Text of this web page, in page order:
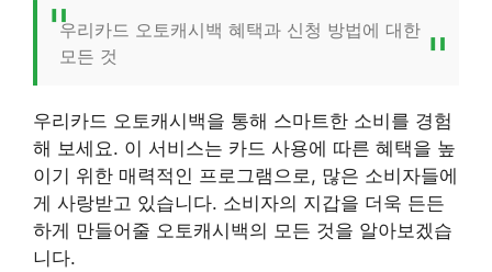
우리카드 오토캐시백 혜택과 신청 방법에 대한
모든 것
우리카드 오토캐시백을 통해 스마트한 소비를 경험
해 보세요. 이 서비스는 카드 사용에 따른 혜택을 높
이기 위한 매력적인 프로그램으로, 많은 소비자들에
게 사랑받고 있습니다. 소비자의 지갑을 더욱 든든
하게 만들어줄 오토캐시백의 모든 것을 알아보겠습
니다.